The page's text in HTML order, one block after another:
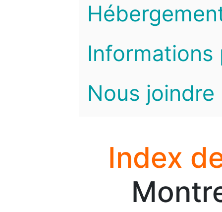
Informations
Nous joindre
Index